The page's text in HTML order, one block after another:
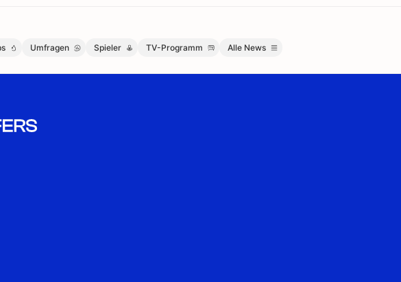
Umfragen Spieler TV-Programm Alle News